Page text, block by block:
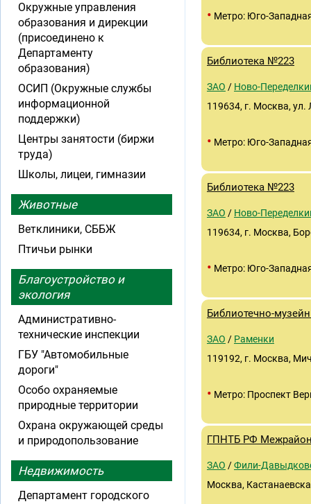
• Метро: Юго-
Библиотека №223
ЗАО / Ново-
119634, г. Москва, ул.
• Метро: Юго-
Библиотека №223
ЗАО / Ново-
119634, г. Москва,
• Метро: Юго-
Библиотечно-
ЗАО / Раменки
119192, г. Москва,
• Метро: Проспект
ГПНТБ РФ
ЗАО /Фили-
Москва,
Окружные управления
образования и дирекции
(присоединено к
Департаменту
образования)
ОСИП (Окружные службы
информационной
поддержки)
Центры занятости (биржи
труда)
Школы, лицеи, гимназии
Животные
Ветклиники, СББЖ
Птичьи рынки
Благоустройство и
экология
Административно-
технические инспекции
ГБУ "Автомобильные
дороги"
Особо охраняемые
природные территории
Охрана окружающей среды
и природопользование
Недвижимость
Департамент городского